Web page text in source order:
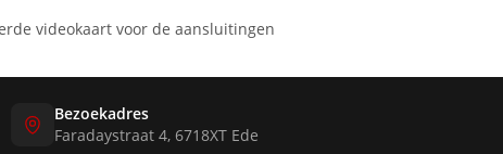
videokaart voor de aansluitingen
Bezoekadres
Faradaystraat 4, 6718XT Ede